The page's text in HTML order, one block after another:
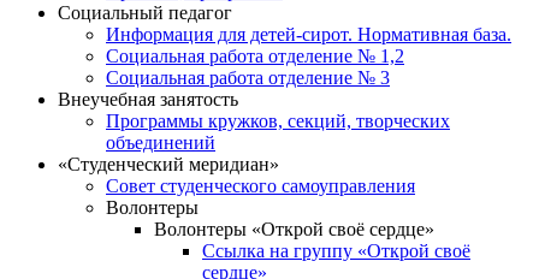
Социальный педагог
Информация для детей-сирот. Нормативная база.
Социальная работа отделение № 1,2
Социальная работа отделение № 3
Внеучебная занятость
Программы кружков, секций, творческих
объединений
«Студенческий меридиан»
Совет студенческого самоуправления
Волонтеры
Волонтеры «Открой своё сердце»
Ссылка на группу «Открой своё
сердце»